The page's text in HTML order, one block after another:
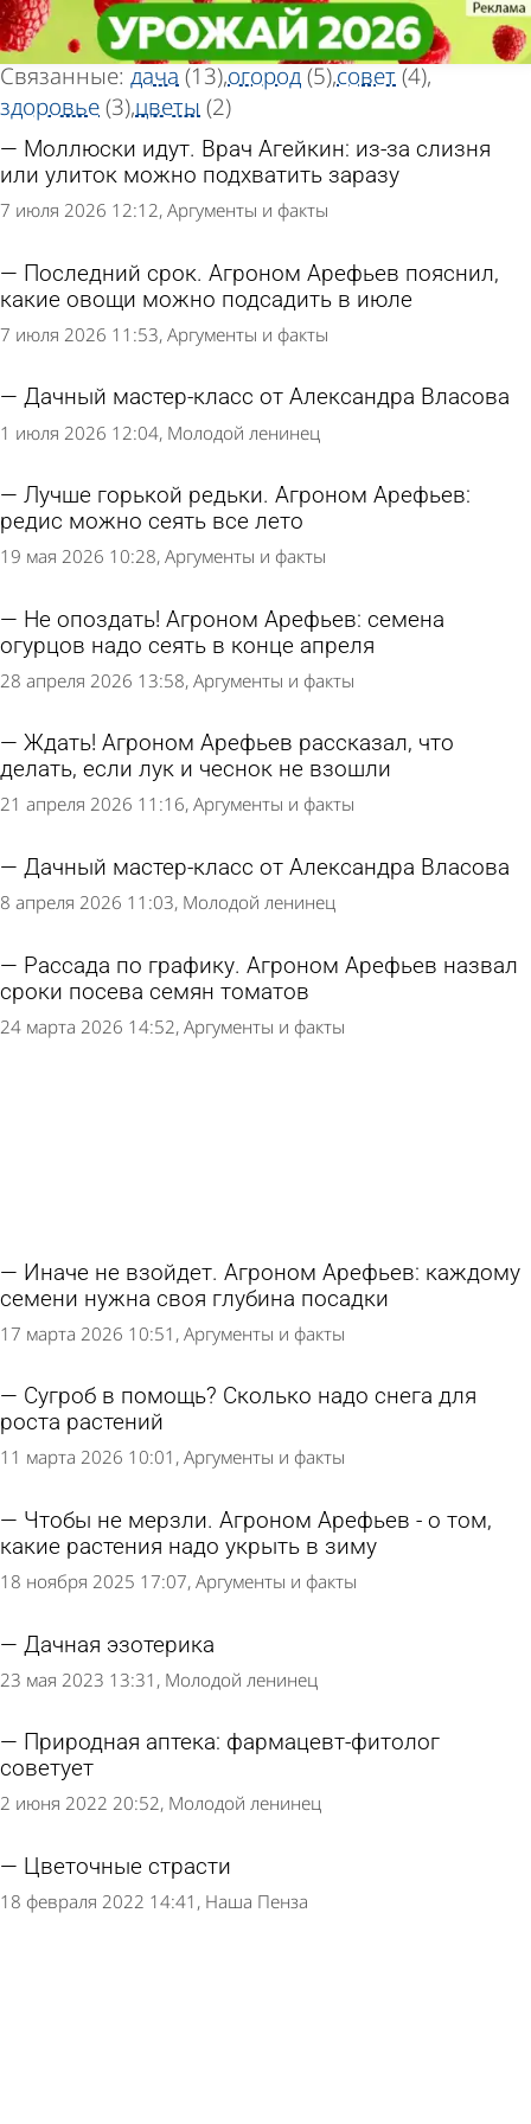
«Растение»
Тег статей
Всего найдено 27 статей
Связанные: дача (13)огород(5)совет(4)
здоровье(3)цветы (2)
Моллюски идут. Врач Агейкин: из-за слизня
или улиток можно подхватить заразу
7 июля 2026 12:12 Аргументы и факты
Последний срок. Агроном Арефьев пояснил,
какие овощи можно подсадить в июле
7 июля 2026 11:53 Аргументы и факты
Дачный мастер-класс от Александра Власова
1 июля 2026 12:04 Молодой ленинец
Лучше горькой редьки. Агроном Арефьев:
редис можно сеять все лето
19 мая 2026 10:28 Аргументы и факты
Не опоздать! Агроном Арефьев: семена
огурцов надо сеять в конце апреля
28 апреля 2026 13:58 Аргументы и факты
Ждать! Агроном Арефьев рассказал, что
делать, если лук и чеснок не взошли
21 апреля 2026 11:16 Аргументы и факты
Дачный мастер-класс от Александра Власова
8 апреля 2026 11:03 Молодой ленинец
Рассада по графику. Агроном Арефьев назвал
сроки посева семян томатов
24 марта 2026 14:52 Аргументы и факты
Иначе не взойдет. Агроном Арефьев: каждому
семени нужна своя глубина посадки
17 марта 2026 10:51 Аргументы и факты
Сугроб в помощь? Сколько надо снега для
роста растений
11 марта 2026 10:01 Аргументы и факты
Чтобы не мерзли. Агроном Арефьев - о том,
какие растения надо укрыть в зиму
18 ноября 2025 17:07 Аргументы и факты
Дачная эзотерика
23 мая 2023 13:31 Молодой ленинец
Природная аптека: фармацевт-фитолог
советует
2 июня 2022 20:52 Молодой ленинец
Цветочные страсти
18 февраля 2022 14:41 Наша Пенза
«Растение»
Тег статей